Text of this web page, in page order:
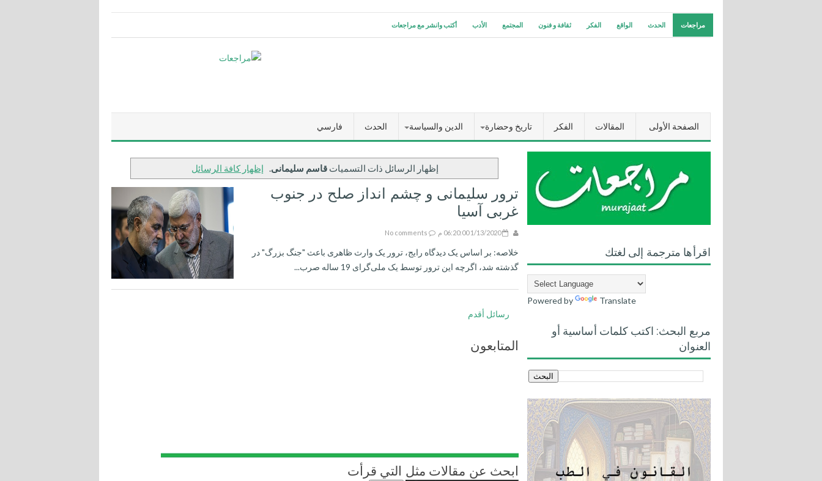
مراجعات الحدث الواقع الفكر ثقافة و فنون المجتمع الأدب أكتب وانشر مع مراجعات
الصفحة الأولى المقالات الفكر تاريخ وحضارة الدين والسياسة الحدث فارسي
‏إظهار الرسائل ذات التسميات قاسم سلیمانی. إظهار كافة الرسائل
ترور سلیمانی و چشم انداز صلح در جنوب
غربی آسیا
1/13/2020 06:20:00 م No comments
خلاصه: بر اساس یک دیدگاه رایج، ترور یک وارث ظاهری باعث "جنگ بزرگ" در
گذشته شد، اگرچه این ترور توسط یک ملی‌گرای 19 ساله صرب...
رسائل أقدم
المتابعون
ابحث عن مقالات مثل التي قرأت
اقرأها مترجمة إلى لغتك
Powered by Translate
مربع البحث: اكتب كلمات أساسية أو
العنوان